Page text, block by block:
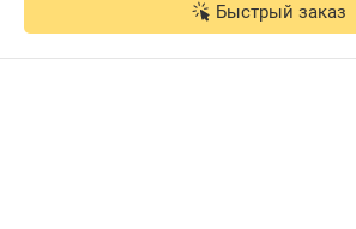
Быстрый заказ